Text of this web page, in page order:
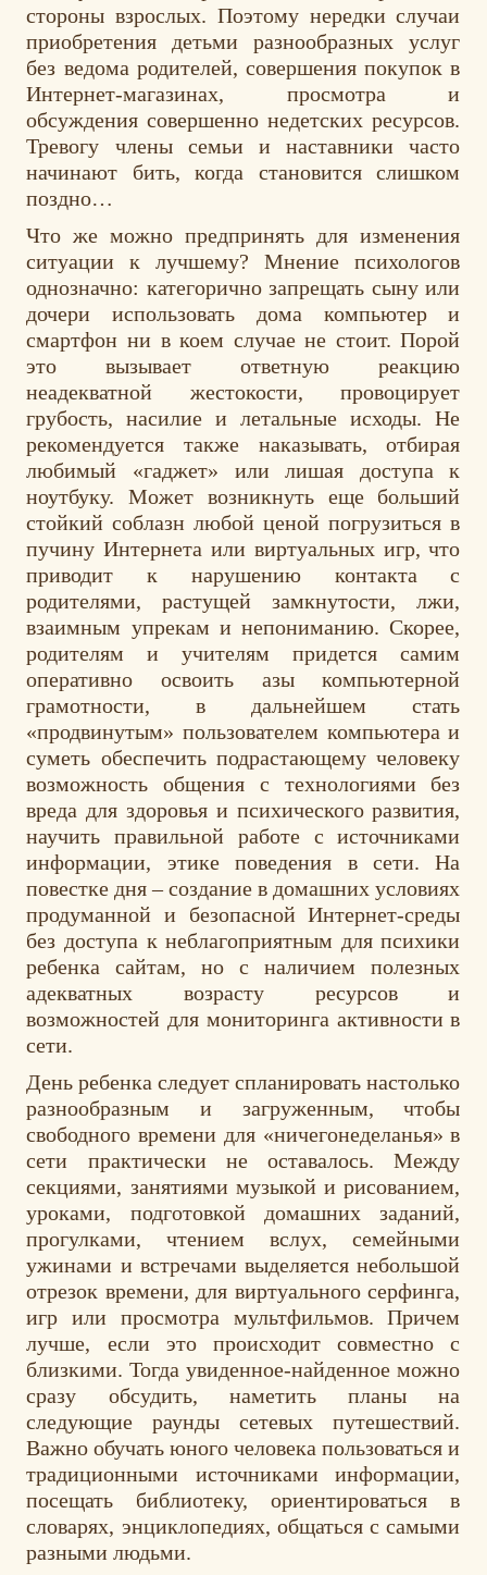
стороны взрослых. Поэтому нередки случаи
приобретения детьми разнообразных услуг
без ведома родителей, совершения покупок в
Интернет-магазинах, просмотра и
обсуждения совершенно недетских ресурсов.
Тревогу члены семьи и наставники часто
начинают бить, когда становится слишком
поздно…
Что же можно предпринять для изменения
ситуации к лучшему? Мнение психологов
однозначно: категорично запрещать сыну или
дочери использовать дома компьютер и
смартфон ни в коем случае не стоит. Порой
это вызывает ответную реакцию
неадекватной жестокости, провоцирует
грубость, насилие и летальные исходы. Не
рекомендуется также наказывать, отбирая
любимый «гаджет» или лишая доступа к
ноутбуку. Может возникнуть еще больший
стойкий соблазн любой ценой погрузиться в
пучину Интернета или виртуальных игр, что
приводит к нарушению контакта с
родителями, растущей замкнутости, лжи,
взаимным упрекам и непониманию. Скорее,
родителям и учителям придется самим
оперативно освоить азы компьютерной
грамотности, в дальнейшем стать
«продвинутым» пользователем компьютера и
суметь обеспечить подрастающему человеку
возможность общения с технологиями без
вреда для здоровья и психического развития,
научить правильной работе с источниками
информации, этике поведения в сети. На
повестке дня – создание в домашних условиях
продуманной и безопасной Интернет-среды
без доступа к неблагоприятным для психики
ребенка сайтам, но с наличием полезных
адекватных возрасту ресурсов и
возможностей для мониторинга активности в
сети.
День ребенка следует спланировать настолько
разнообразным и загруженным, чтобы
свободного времени для «ничегонеделанья» в
сети практически не оставалось. Между
секциями, занятиями музыкой и рисованием,
уроками, подготовкой домашних заданий,
прогулками, чтением вслух, семейными
ужинами и встречами выделяется небольшой
отрезок времени, для виртуального серфинга,
игр или просмотра мультфильмов. Причем
лучше, если это происходит совместно с
близкими. Тогда увиденное-найденное можно
сразу обсудить, наметить планы на
следующие раунды сетевых путешествий.
Важно обучать юного человека пользоваться и
традиционными источниками информации,
посещать библиотеку, ориентироваться в
словарях, энциклопедиях, общаться с самыми
разными людьми.